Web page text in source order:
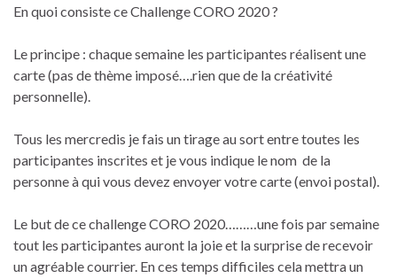
En quoi consiste ce Challenge CORO 2020 ?
Le principe : chaque semaine les participantes réalisent une
carte (pas de thème imposé….rien que de la créativité
personnelle).
Tous les mercredis je fais un tirage au sort entre toutes les
participantes inscrites et je vous indique le nom de la
personne à qui vous devez envoyer votre carte (envoi postal).
Le but de ce challenge CORO 2020………une fois par semaine
tout les participantes auront la joie et la surprise de recevoir
un agréable courrier. En ces temps difficiles cela mettra un